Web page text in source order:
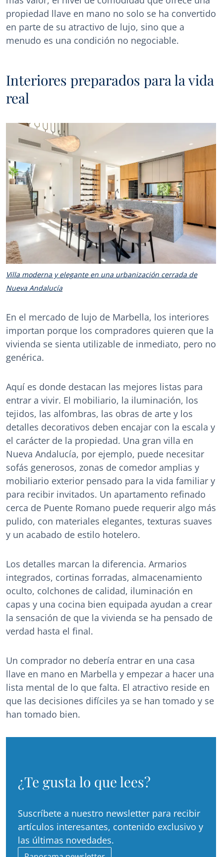
propiedad llave en mano no solo se ha convertido
en parte de su atractivo de lujo, sino que a
menudo es una condición no negociable.
Interiores preparados para la vida
real
Villa moderna y elegante en una urbanización cerrada de
Nueva Andalucía
En el mercado de lujo de Marbella, los interiores
importan porque los compradores quieren que la
vivienda se sienta utilizable de inmediato, pero no
genérica.
Aquí es donde destacan las mejores listas para
entrar a vivir. El mobiliario, la iluminación, los
tejidos, las alfombras, las obras de arte y los
detalles decorativos deben encajar con la escala y
el carácter de la propiedad. Una gran villa en
Nueva Andalucía, por ejemplo, puede necesitar
sofás generosos, zonas de comedor amplias y
mobiliario exterior pensado para la vida familiar y
para recibir invitados. Un apartamento refinado
cerca de Puente Romano puede requerir algo más
pulido, con materiales elegantes, texturas suaves
y un acabado de estilo hotelero.
Los detalles marcan la diferencia. Armarios
integrados, cortinas forradas, almacenamiento
oculto, colchones de calidad, iluminación en
capas y una cocina bien equipada ayudan a crear
la sensación de que la vivienda se ha pensado de
verdad hasta el final.
Un comprador no debería entrar en una casa
llave en mano en Marbella y empezar a hacer una
lista mental de lo que falta. El atractivo reside en
que las decisiones difíciles ya se han tomado y se
han tomado bien.
¿Te gusta lo que lees?
Suscríbete a nuestro newsletter para recibir
artículos interesantes, contenido exclusivo y
las últimas novedades.